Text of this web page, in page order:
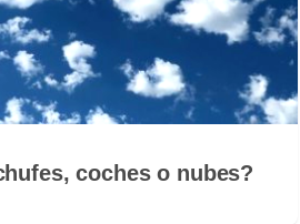
coches o nubes?